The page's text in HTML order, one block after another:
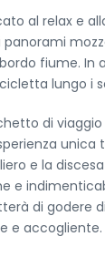
al relax e
fiume. In
lungo i
di
unica
e la
e
di godere
e accogliente.